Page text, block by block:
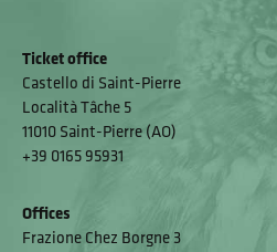
Ticket office
Castello di Saint-Pierre
Località Tâche 5
11010 Saint-Pierre (AO)
+39 0165 95931
Offices
Frazione Chez Borgne 3